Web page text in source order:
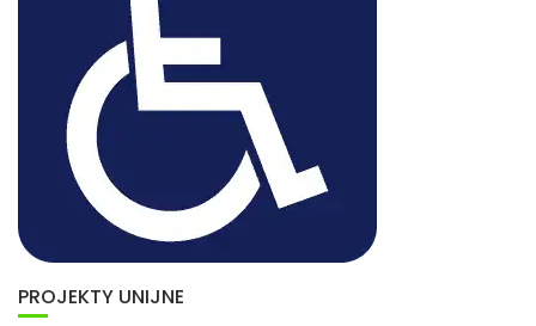
PROJEKTY UNIJNE